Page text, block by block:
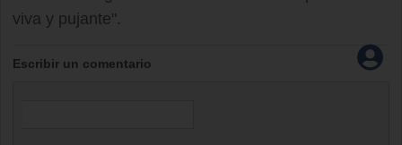
viva y pujante".
Escribir un comentario